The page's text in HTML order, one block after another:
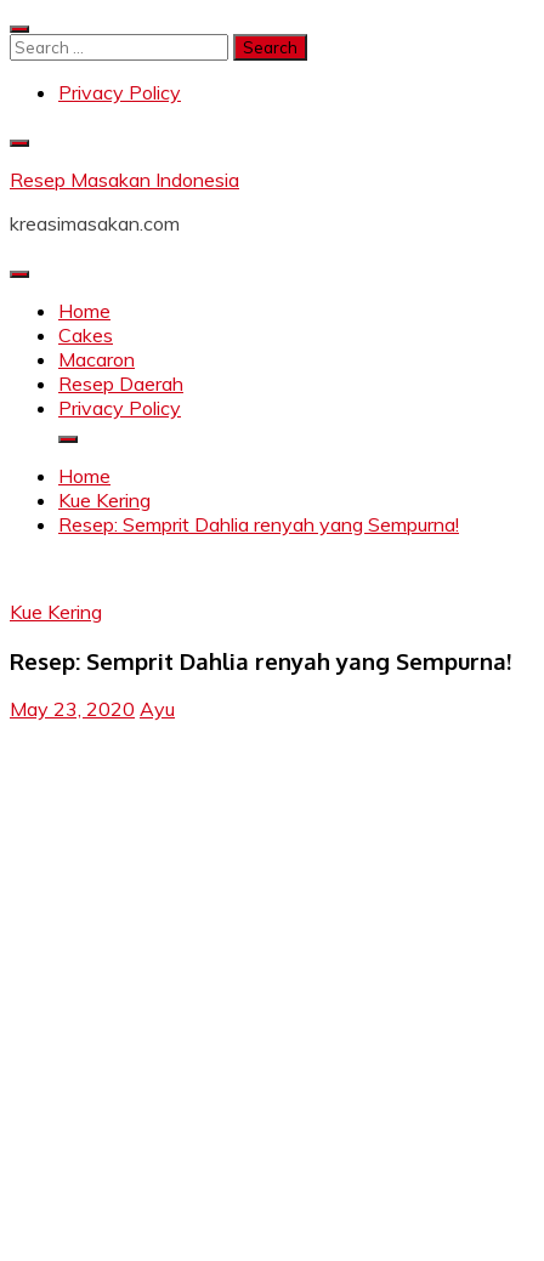
Skip
to
Search
Privacy Policy
Resep Masakan Indonesia
kreasimasakan.com
Home
Cakes
Macaron
Resep Daerah
Privacy Policy
Home
Kue Kering
Resep: Semprit Dahlia renyah yang Sempurna!
Kue Kering
Resep: Semprit Dahlia renyah yang Sempurna!
May 23, 2020 Ayu